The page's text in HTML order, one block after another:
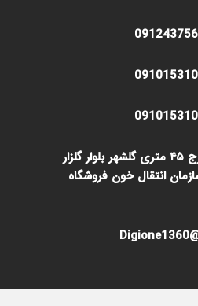
استان البرز کرج ۴۵ متری گلشهر بلوار گلزار
انتقال خون فروشگاه